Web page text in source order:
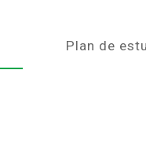
Plan de